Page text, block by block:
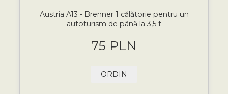
Austria A13 - Brenner 1 călătorie pentru un
autoturism de până la 3,5 t
75 PLN
ORDIN